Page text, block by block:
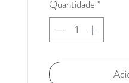
Quantidade*